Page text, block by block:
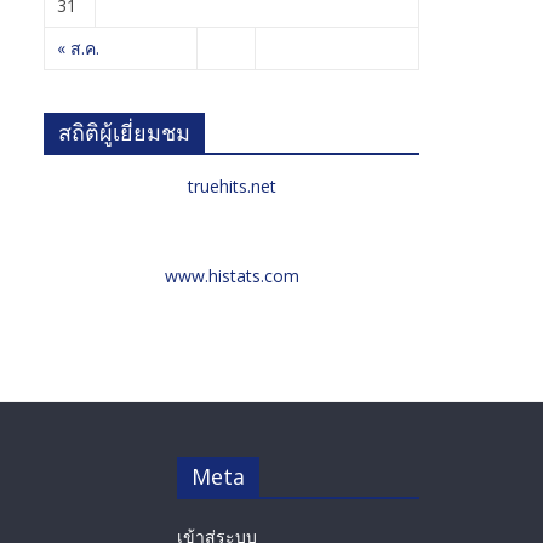
« ส.ค.
31
สถิติผู้เยี่ยมชม
truehits.net
www.histats.com
Meta
เข้าสู่ระบบ